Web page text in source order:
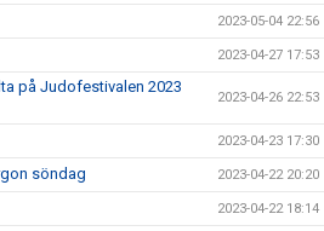
2023-05-04 22:56
2023-04-27 17:53
på Judofestivalen 2023
2023-04-26 22:53
2023-04-23 17:30
söndag 2023-04-22 20:20
2023-04-22 18:14